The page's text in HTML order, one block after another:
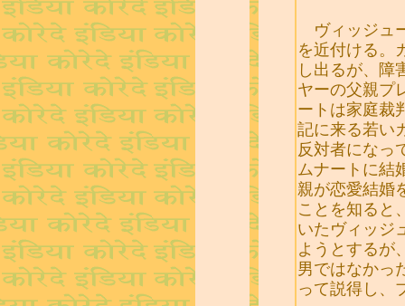
ヴィッジュ
を近付ける。
し出るが、障
ヤーの父親プ
ートは家庭裁
記に来る若い
反対者になっ
ムナートに結
親が恋愛結婚
ことを知ると
いたヴィッジ
ようとするが
男ではなかっ
って説得し、